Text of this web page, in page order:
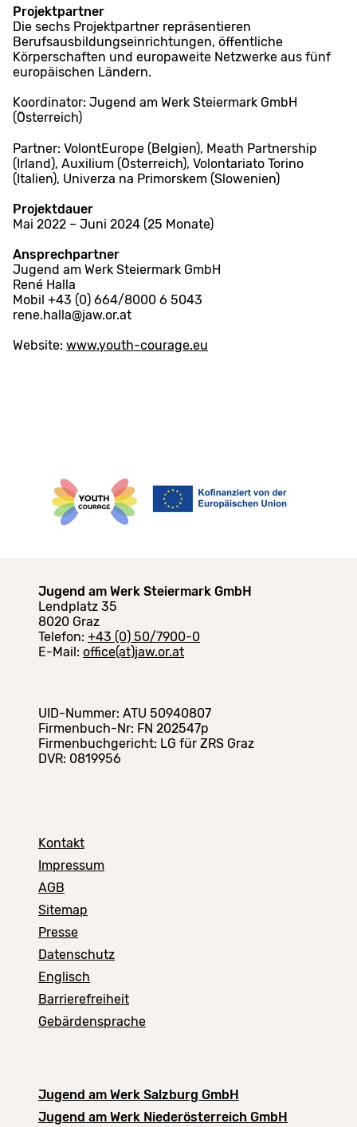
Projektpartner
Die sechs Projektpartner repräsentieren
Berufsausbildungseinrichtungen, öffentliche
Körperschaften und europaweite Netzwerke aus fünf
europäischen Ländern.
Koordinator: Jugend am Werk Steiermark GmbH
(Österreich)
Partner: VolontEurope (Belgien), Meath Partnership
(Irland), Auxilium (Österreich), Volontariato Torino
(Italien), Univerza na Primorskem (Slowenien)
Projektdauer
Mai 2022 – Juni 2024 (25 Monate)
Ansprechpartner
Jugend am Werk Steiermark GmbH
René Halla
Mobil +43 (0) 664/8000 6 5043
rene.halla@jaw.or.at
Website: www.youth-courage.eu
Jugend am Werk Steiermark GmbH
Lendplatz 35
8020 Graz
Telefon: +43 (0) 50/7900-0
E-Mail: office(at)jaw.or.at
UID-Nummer: ATU 50940807
Firmenbuch-Nr: FN 202547p
Firmenbuchgericht: LG für ZRS Graz
DVR: 0819956
Kontakt
Impressum
AGB
Sitemap
Presse
Datenschutz
Englisch
Barrierefreiheit
Gebärdensprache
Jugend am Werk Salzburg GmbH
Jugend am Werk Niederösterreich GmbH